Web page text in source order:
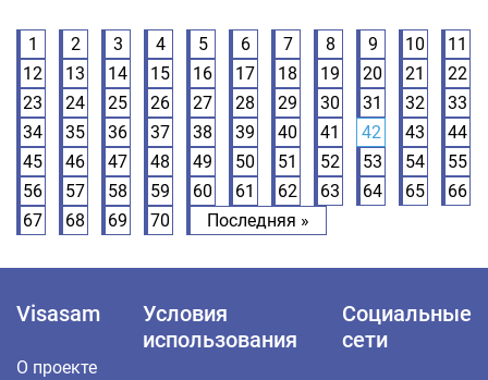
1 2 3 4 5 6 7 8 9 10
11
12
13 14 15 16 17 18 19 20 21
22
23
24 25 26 27 28 29 30 31 32
33
34
35 36 37 38 39 40 41 42 43
44
45
46 47 48 49 50 51 52 53 54
55
56
57 58 59 60 61 62 63 64 65
66
67
68 69 70 Последняя »
Visasam
О проекте
Условия
использования
Социальные
сети